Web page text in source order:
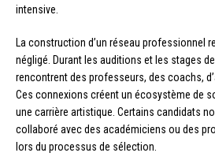
intensive.
La construction d’un réseau professionnel
négligé. Durant les auditions et les stages
rencontrent des professeurs, des coachs,
Ces connexions créent un écosystème de
une carrière artistique. Certains candidats
collaboré avec des académiciens ou des
lors du processus de sélection.